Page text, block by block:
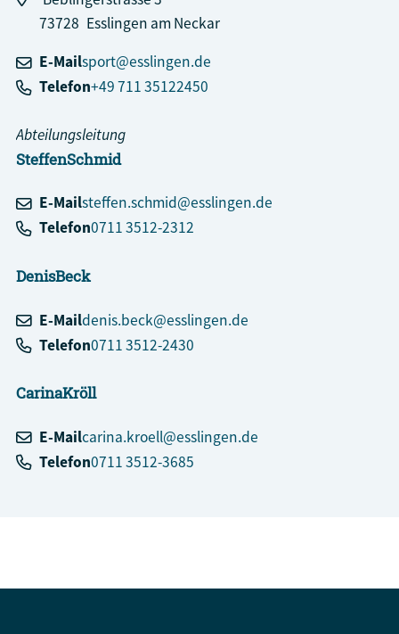
73728 Esslingen am Neckar
E-Mailsport@esslingen.de
Telefon+49 711 35122450
SteffenSchmid
Abteilungsleitung
E-Mailsteffen.schmid@esslingen.de
Telefon0711 3512-2312
DenisBeck
E-Maildenis.beck@esslingen.de
Telefon0711 3512-2430
CarinaKröll
E-Mailcarina.kroell@esslingen.de
Telefon0711 3512-3685